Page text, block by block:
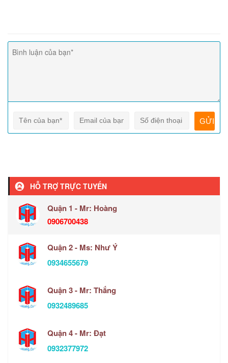
HỖ TRỢ TRỰC TUYẾN
Quận 1 - Mr: Hoàng
0906700438
Quận 2 - Ms: Như Ý
0934655679
Quận 3 - Mr: Thắng
0932489685
Quận 4 - Mr: Đạt
0932377972